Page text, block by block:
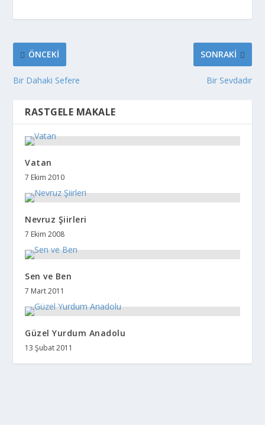
ÖNCEKI
Bir Dahaki Sefere
SONRAKI
Bir Sevdadır
RASTGELE MAKALE
Vatan
7 Ekim 2010
Nevruz Şiirleri
7 Ekim 2008
Sen ve Ben
7 Mart 2011
Güzel Yurdum Anadolu
13 Şubat 2011